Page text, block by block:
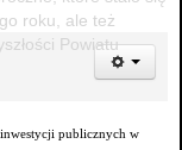
roku, ale też
Powiatu
publicznych w